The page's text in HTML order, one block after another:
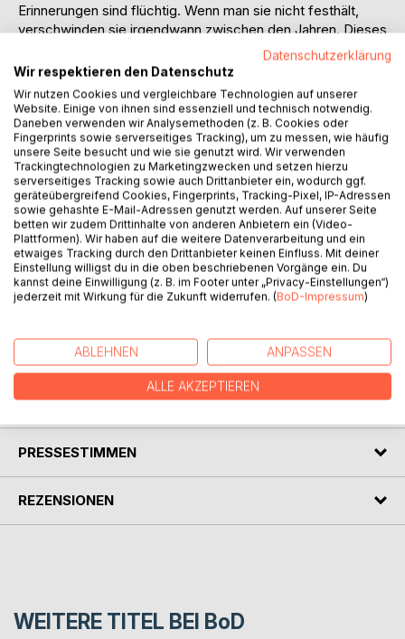
Erinnerungen sind flüchtig. Wenn man sie nicht festhält,
verschwinden sie irgendwann zwischen den Jahren. Dieses
Buch ist der Versuch, einigen von ihnen ein Zuhause zu
geben.
Mit einem Augenzwinkern, einer Prise Fantasie und viel
Liebe zum Detail erzählt Christian kleine Geschichten aus
seinem Leben mal nachdenklich, mal komisch, mal gewürzt
mit ein wenig Fantasie. Als Redakteur eines
Regionalmagazins in der Obersteiermark stellt er
normalerweise die Fragen. Hier wechselt er die Seite und
wird selbst zum Erzähler.
Eine Sammlung von Kopfbildern, Begegnungen und
Erinnerungen, die zeigt: Nicht alles muss digital sein.
Manchmal reichen ein paar aneinandergereihte
Und immer wieder Neustart ...
AUTOR/IN
PRESSESTIMMEN
REZENSIONEN
WEITERE TITEL BEI BoD
Datenschutzerklärung
Wir respektieren den Datenschutz
Wir nutzen Cookies und vergleichbare Technologien auf unserer
Website. Einige von ihnen sind essenziell und technisch notwendig.
Daneben verwenden wir Analysemethoden (z. B. Cookies oder
Fingerprints sowie serverseitiges Tracking), um zu messen, wie häufig
unsere Seite besucht und wie sie genutzt wird. Wir verwenden
Trackingtechnologien zu Marketingzwecken und setzen hierzu
serverseitiges Tracking sowie auch Drittanbieter ein, wodurch ggf.
geräteübergreifend Cookies, Fingerprints, Tracking-Pixel, IP-Adressen
sowie gehashte E-Mail-Adressen genutzt werden. Auf unserer Seite
betten wir zudem Drittinhalte von anderen Anbietern ein (Video-
Plattformen). Wir haben auf die weitere Datenverarbeitung und ein
etwaiges Tracking durch den Drittanbieter keinen Einfluss. Mit deiner
Einstellung willigst du in die oben beschriebenen Vorgänge ein. Du
kannst deine Einwilligung (z. B. im Footer unter „Privacy-Einstellungen“)
jederzeit mit Wirkung für die Zukunft widerrufen. (BoD-Impressum)
ABLEHNEN ANPASSEN
ALLE AKZEPTIEREN